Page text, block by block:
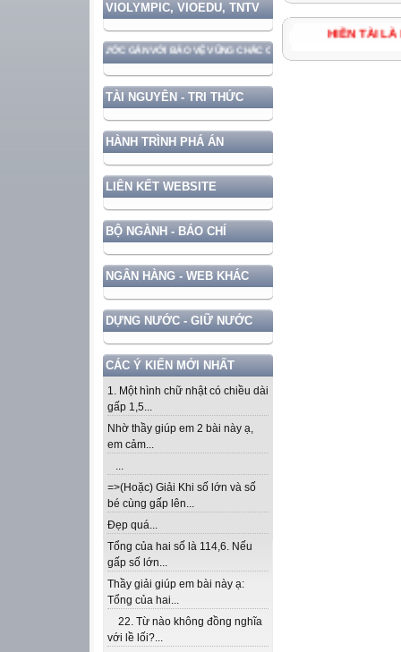
VIOLYMPIC, VIOEDU, TNTV
TRIỂN ĐẤT NƯỚC GẮN VỚI BẢO VỆ VỮNG CHẮC CHỦ QUYỀN VÀ ĐỘC LẬP DÂN
TÀI NGUYÊN - TRI THỨC
HÀNH TRÌNH PHÁ ÁN
LIÊN KẾT WEBSITE
BỘ NGÀNH - BÁO CHÍ
NGÂN HÀNG - WEB KHÁC
DỰNG NƯỚC - GIỮ NƯỚC
CÁC Ý KIẾN MỚI NHẤT
1. Một hình chữ nhật có chiều dài
gấp 1,5...
Nhờ thầy giúp em 2 bài này ạ,
em cảm...
...
=>(Hoặc) Giải Khi số lớn và số
bé cùng gấp lên...
Đẹp quá...
Tổng của hai số là 114,6. Nếu
gấp số lớn...
Thầy giải giúp em bài này ạ:
Tổng của hai...
22. Từ nào không đồng nghĩa
với lề lối?...
HIỀN TÀI